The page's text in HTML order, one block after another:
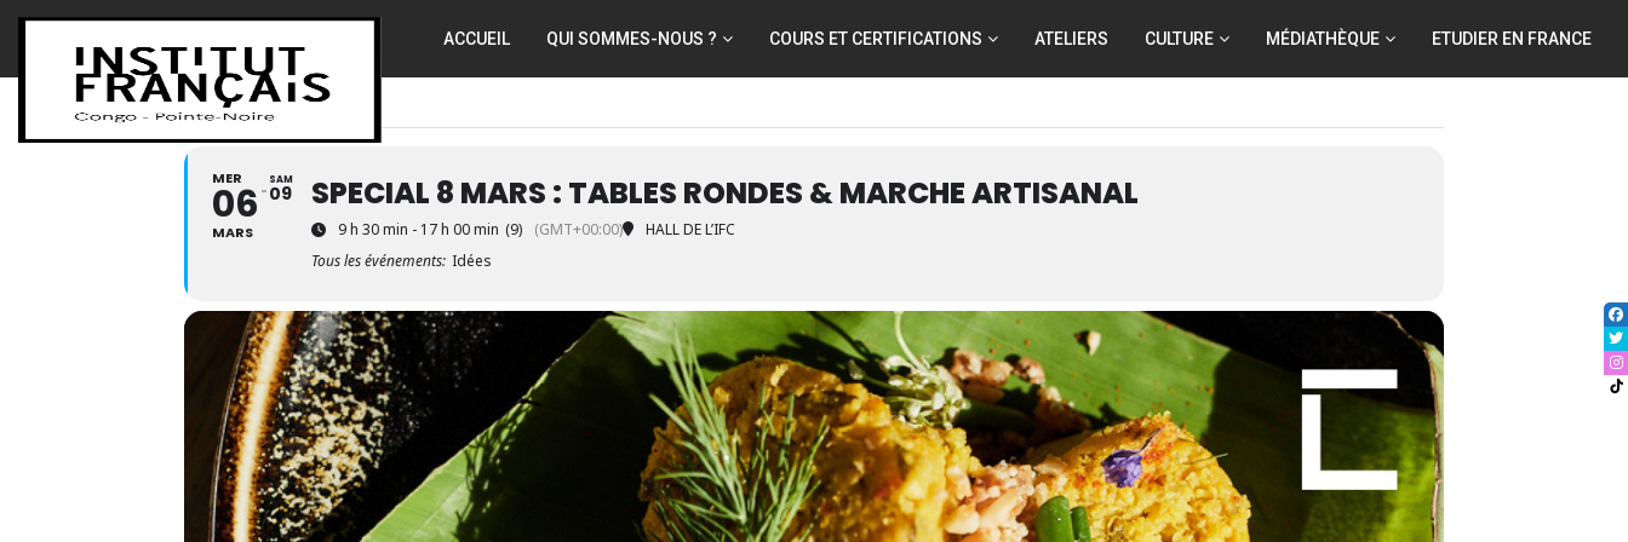
ACCUEIL QUI SOMMES-NOUS ? COURS ET CERTIFICATIONS ATELIERS CULTURE MÉDIATHÈQUE ETUDIER EN FRANCE
MER
06
MARS
SAM
09 SPECIAL 8 MARS : TABLES RONDES & MARCHE ARTISANAL
9 h 30 min - 17 h 00 min (9) (GMT+00:00)
HALL DE L’IFC
Tous les événements: Idées